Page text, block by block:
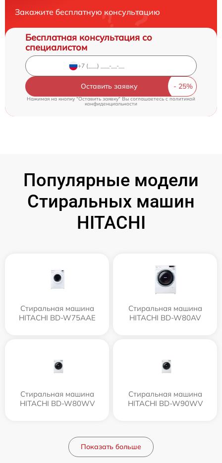
Закажите бесплатную консультацию
Бесплатная консультация со
специалистом
Оставить заявку
Нажимая на кнопку "Оставить заявку" Вы соглашаетесь cполитикой
конфиденциальности
Популярные модели
Стиральных машин
HITACHI
Стиральная машина
HITACHI BD-W75AAE
Стиральная машина
HITACHI BD-W80AV
Стиральная машина
HITACHI BD-W80WV
Стиральная машина
HITACHI BD-W90WV
Показать больше